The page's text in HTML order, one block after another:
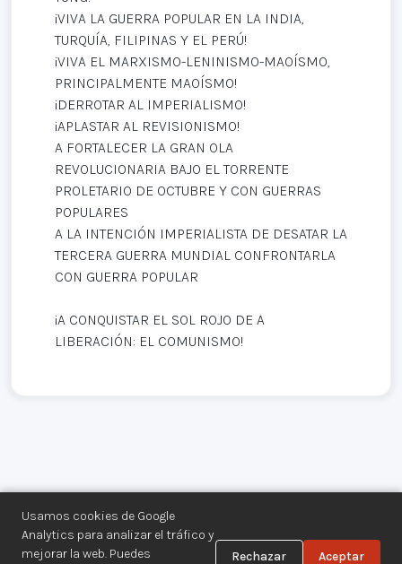
Usamos cookies de Google
Analytics para analizar el tráfico y
mejorar la web. Puedes
Rechazar Aceptar
¡VIVA LA GUERRA POPULAR EN LA INDIA,
TURQUÍA, FILIPINAS Y EL PERÚ!
¡VIVA EL MARXISMO-LENINISMO-MAOÍSMO,
PRINCIPALMENTE MAOÍSMO!
¡DERROTAR AL IMPERIALISMO!
¡APLASTAR AL REVISIONISMO!
A FORTALECER LA GRAN OLA
REVOLUCIONARIA BAJO EL TORRENTE
PROLETARIO DE OCTUBRE Y CON GUERRAS
POPULARES
A LA INTENCIÓN IMPERIALISTA DE DESATAR LA
TERCERA GUERRA MUNDIAL CONFRONTARLA
CON GUERRA POPULAR
¡A CONQUISTAR EL SOL ROJO DE A
LIBERACIÓN: EL COMUNISMO!
Centro de Documentación de los